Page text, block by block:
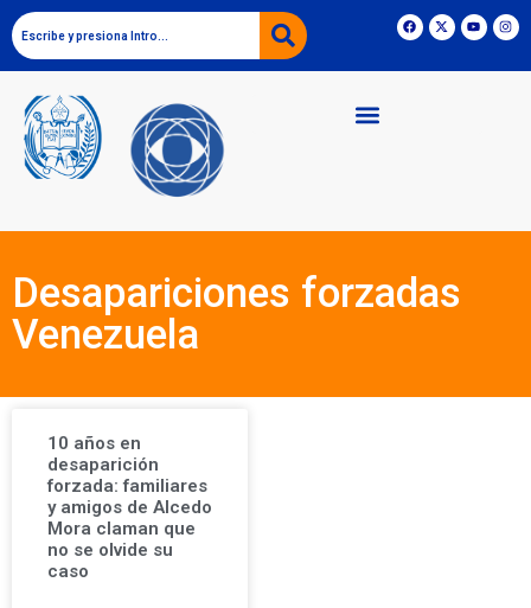
Desapariciones forzadas
Venezuela
10 años en
desaparición
forzada: familiares
y amigos de Alcedo
Mora claman que
no se olvide su
caso